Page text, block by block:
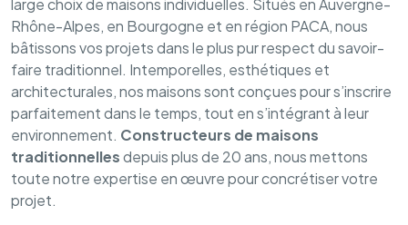
large choix de maisons individuelles. Situés en Auvergne-
Rhône-Alpes, en Bourgogne et en région PACA, nous
bâtissons vos projets dans le plus pur respect du savoir-
faire traditionnel. Intemporelles, esthétiques et
architecturales, nos maisons sont conçues pour s’inscrire
parfaitement dans le temps, tout en s’intégrant à leur
environnement. Constructeurs de maisons
traditionnellesdepuis plus de 20 ans, nous mettons
toute notre expertise en œuvre pour concrétiser votre
projet.